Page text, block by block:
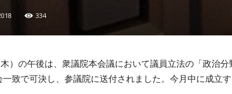
334
）の午後は、衆議院本会議において議員立法の「政治
致で可決し、参議院に送付されました。今月中に成立す